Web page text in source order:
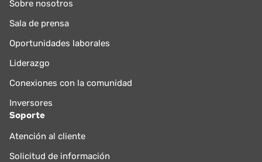
Sobre nosotros
Sala de prensa
Oportunidades laborales
Liderazgo
Conexiones con la comunidad
Inversores
Soporte
Atención al cliente
Solicitud de información